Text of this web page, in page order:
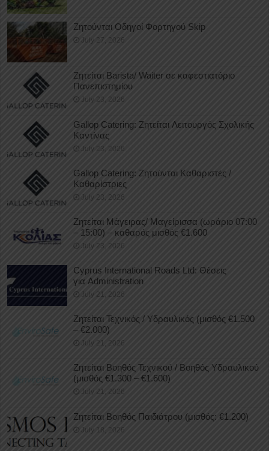
Ζητούνται Οδηγοί Φορτηγού Skip
July 27, 2026
Ζητείται Barista/ Waiter σε καφεστιατόριο
Πανεπιστημίου
July 23, 2026
Gallop Catering: Ζητείται Λειτουργός Σχολικής
Καντίνας
July 23, 2026
Gallop Catering: Ζητούνται Καθαριστές /
Καθαρίστριες
July 23, 2026
Ζητείται Μάγειρας/ Μαγείρισσα (ωράριο 07:00
– 15:00) – καθαρός μισθός €1.600
July 23, 2026
Cyprus International Roads Ltd: Θέσεις
για Administration
July 21, 2026
Ζητείται Τεχνικός / Υδραυλικός (μισθός €1.500
– €2.000)
July 21, 2026
Ζητείται Βοηθός Τεχνικού / Βοηθός Υδραυλικού
(μισθός €1.300 – €1.600)
July 21, 2026
Ζητείται Βοηθός Παιδιάτρου (μισθός: €1.200)
July 18, 2026